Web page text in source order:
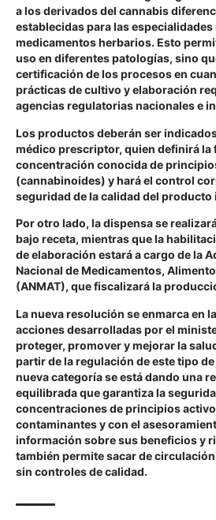
a los derivados del cannabis
establecidas para las
medicamentos herbarios. Esto
uso en diferentes patologías, sino
certificación de los procesos en
prácticas de cultivo y elaboración
agencias regulatorias nacionales e
Los productos deberán ser
médico prescriptor, quien definirá la
concentración conocida de
(cannabinoides) y hará el control
seguridad de la calidad del producto
Por otro lado, la dispensa se
bajo receta, mientras que la
de elaboración estará a cargo de la
Nacional de Medicamentos,
(ANMAT), que fiscalizará la
La nueva resolución se enmarca en
acciones desarrolladas por el
proteger, promover y mejorar la
partir de la regulación de este tipo
nueva categoría se está dando una
equilibrada que garantiza la
concentraciones de principios
contaminantes y con el
información sobre sus beneficios y
también permite sacar de
sin controles de calidad.